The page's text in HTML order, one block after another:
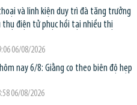
và linh kiện duy trì đà tăng trưởng
thụ điện tử phục hồi tại nhiều thị
06/08/2026
nay 6/8: Giằng co theo biên độ hẹp
06/08/2026